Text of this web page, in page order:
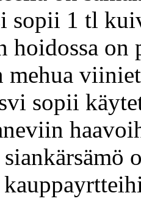
sopii 1 tl
hoidossa
mehua
sopii
siankärsämö